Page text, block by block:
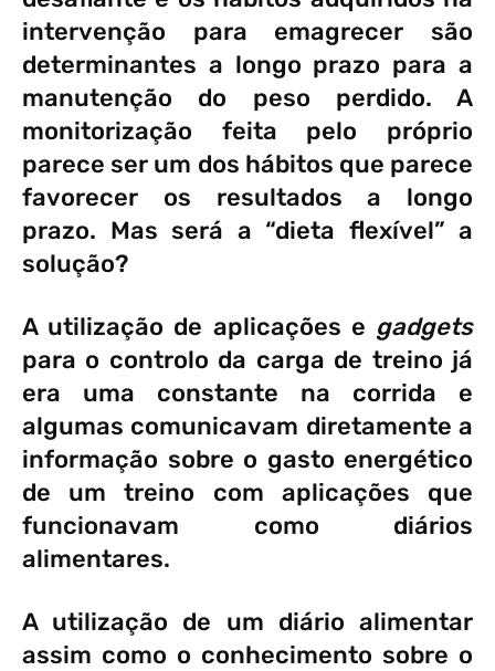
intervenção para emagrecer são
determinantes a longo prazo para a
manutenção do peso perdido. A
monitorização feita pelo próprio
parece ser um dos hábitos que parece
favorecer os resultados a longo
prazo. Mas será a “dieta flexível” a
solução?
A utilização de aplicações e gadgets
para o controlo da carga de treino já
era uma constante na corrida e
algumas comunicavam diretamente a
informação sobre o gasto energético
de um treino com aplicações que
funcionavam como diários
alimentares.
A utilização de um diário alimentar
assim como o conhecimento sobre o